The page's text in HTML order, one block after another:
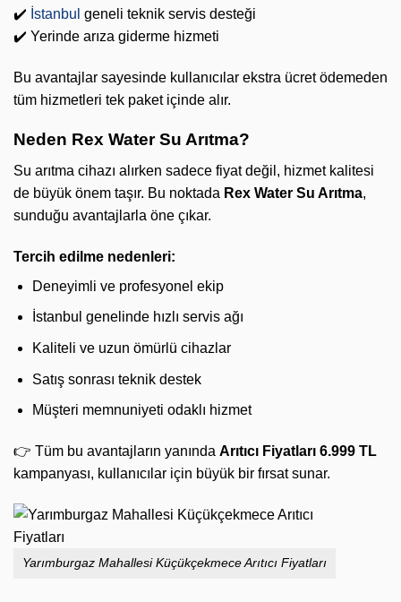
✔️ İstanbul geneli teknik servis desteği
✔️ Yerinde arıza giderme hizmeti
Bu avantajlar sayesinde kullanıcılar ekstra ücret ödemeden
tüm hizmetleri tek paket içinde alır.
Neden Rex Water Su Arıtma?
Su arıtma cihazı alırken sadece fiyat değil, hizmet kalitesi
de büyük önem taşır. Bu noktada Rex Water Su Arıtma,
sunduğu avantajlarla öne çıkar.
Tercih edilme nedenleri:
Deneyimli ve profesyonel ekip
İstanbul genelinde hızlı servis ağı
Kaliteli ve uzun ömürlü cihazlar
Satış sonrası teknik destek
Müşteri memnuniyeti odaklı hizmet
👉 Tüm bu avantajların yanında Arıtıcı Fiyatları 6.999 TL
kampanyası, kullanıcılar için büyük bir fırsat sunar.
Yarımburgaz Mahallesi Küçükçekmece Arıtıcı Fiyatları